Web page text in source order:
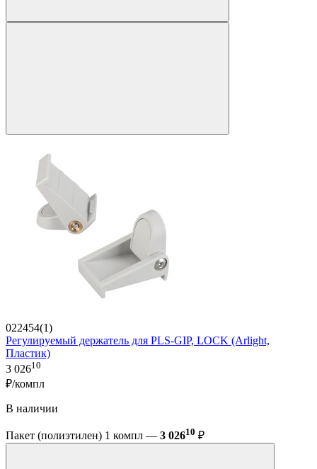
022454(1)
Регулируемый держатель для PLS-GIP, LOCK (Arlight,
Пластик)
3 02610
₽/компл
В наличии
Пакет (полиэтилен) 1 компл — 3 02610 ₽